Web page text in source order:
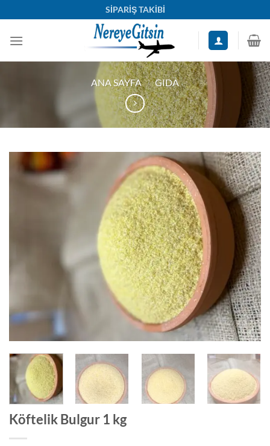
atla
SİPARİŞ TAKİBİ
ANA SAYFA / GIDA
Köftelik Bulgur 1 kg